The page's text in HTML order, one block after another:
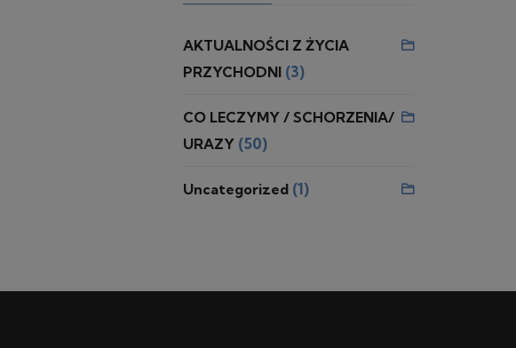
AKTUALNOŚCI Z ŻYCIA
PRZYCHODNI (3)
CO LECZYMY / SCHORZENIA/
URAZY (50)
Uncategorized (1)